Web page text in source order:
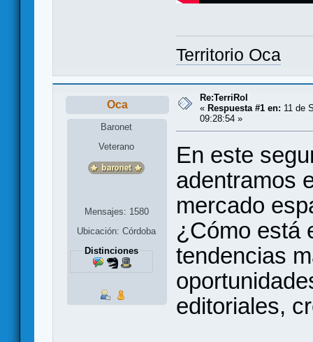
Territorio Oca
Oca
Baronet
Veterano
Mensajes: 1580
Ubicación: Córdoba
Distinciones
Re:TerriRol
« Respuesta #1 en: 11 de
09:28:54 »
En este
adentramos
mercado
¿Cómo está
tendencias
editoriales,